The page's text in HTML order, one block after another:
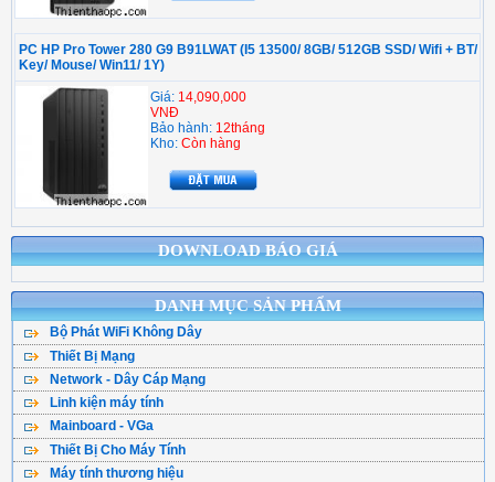
DOWNLOAD BÁO GIÁ
DANH MỤC SẢN PHẨM
Bộ Phát WiFi Không Dây
Bộ Phát WiFi TPLink
WiFi Tenda - DLink
WiFi Totolink - Hik
WiFi Mercusys
WiFi Asus
Thiết Bị Mạng
WiFi Mesh
WiFi Gắn Trần
Kích Sóng WiFi
WiFi Router 4G
Network - Dây Cáp Mạng
Cáp Mạng ( Cuộn )
Cân Bằng Tải
Hạt Bấm Mạng
Linh kiện máy tính
CPU - Bộ vi xử lý
Ổ Cứng SSD
HDD - Ổ đĩa cứng
Mainboard - VGa
Main Asus
Main Asrock
Thiết Bị Cho Máy Tính
Bàn Phím Máy Tính
Máy tính thương hiệu
PC HP Pro Tower 280 G9 B91LWAT (I5 13500/ 8GB/ 512GB SSD/ Wifi + BT/
Key/ Mouse/ Win11/ 1Y)
Giá: 14,090,000
VNĐ
Bảo hành: 12tháng
Kho: Còn hàng